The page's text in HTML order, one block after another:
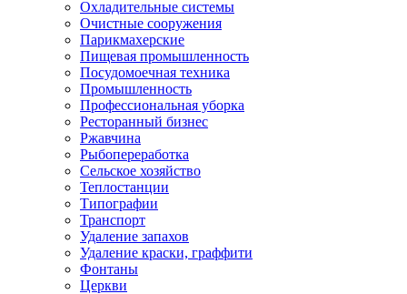
Охладительные системы
Очистные сооружения
Парикмахерские
Пищевая промышленность
Посудомоечная техника
Промышленность
Профессиональная уборка
Ресторанный бизнес
Ржавчина
Рыбопереработка
Сельское хозяйство
Теплостанции
Типографии
Транспорт
Удаление запахов
Удаление краски, граффити
Фонтаны
Церкви